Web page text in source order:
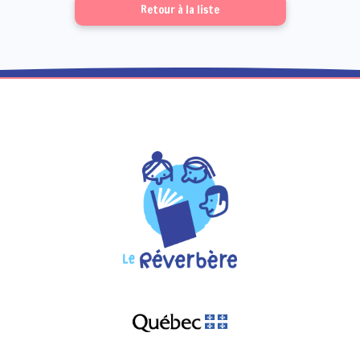
Retour à la liste